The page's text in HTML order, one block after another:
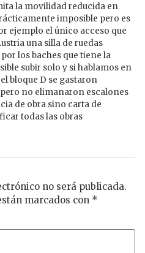
la movilidad reducida en
imposible pero es
ejemplo el único acceso que
una silla de ruedas
los baches que tiene la
subir solo y si hablamos en
bloque D se gastaron
no elimanaron escalones
de obra sino carta de
todas las obras
no será publicada.
marcados con *